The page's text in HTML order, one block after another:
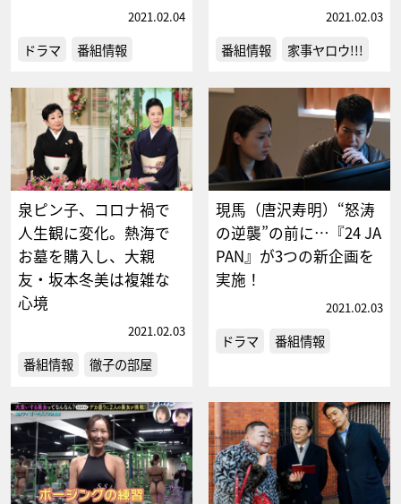
2021.02.04
ドラマ 番組情報
2021.02.03
番組情報 家事ヤロウ!!!
泉ピン子、コロナ禍で
人生観に変化。熱海で
お墓を購入し、大親
友・坂本冬美は複雑な
心境
2021.02.03
番組情報 徹子の部屋
現馬（唐沢寿明）“怒涛
の逆襲”の前に…『24 JA
PAN』が3つの新企画を
実施！
2021.02.03
ドラマ 番組情報